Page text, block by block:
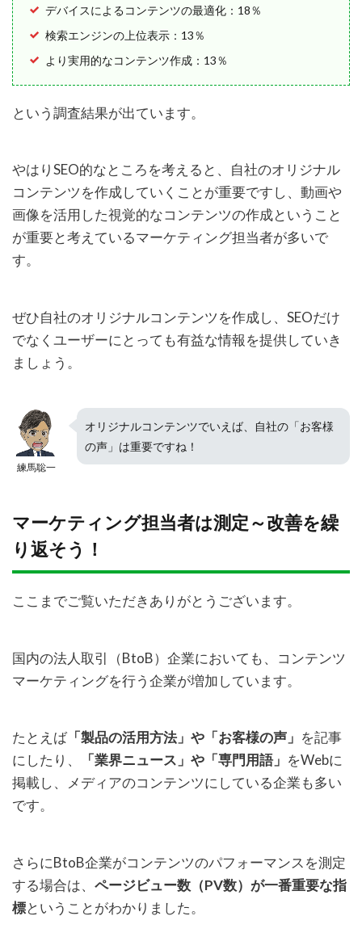
デバイスによるコンテンツの最適化：18％
検索エンジンの上位表示：13％
より実用的なコンテンツ作成：13％
という調査結果が出ています。
やはりSEO的なところを考えると、自社のオリジナル
コンテンツを作成していくことが重要ですし、動画や
画像を活用した視覚的なコンテンツの作成ということ
が重要と考えているマーケティング担当者が多いで
す。
ぜひ自社のオリジナルコンテンツを作成し、SEOだけ
でなくユーザーにとっても有益な情報を提供していき
ましょう。
練馬聡一
オリジナルコンテンツでいえば、自社の「お客様
の声」は重要ですね！
マーケティング担当者は測定～改善を繰
り返そう！
ここまでご覧いただきありがとうございます。
国内の法人取引（BtoB）企業においても、コンテンツ
マーケティングを行う企業が増加しています。
たとえば「製品の活用方法」や「お客様の声」 を記事
にしたり、
「業界ニュース」や「専門用語」 をWebに
掲載し、メディアのコンテンツにしている企業も多い
です。
さらにBtoB企業がコンテンツのパフォーマンスを測定
する場合は、 ページビュー数（PV数）が一番重要な指
標ということがわかりました。